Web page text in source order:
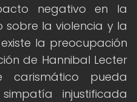
negativo en la
la violencia y la
la preocupación
de Hannibal Lecter
carismático pueda
injustificada